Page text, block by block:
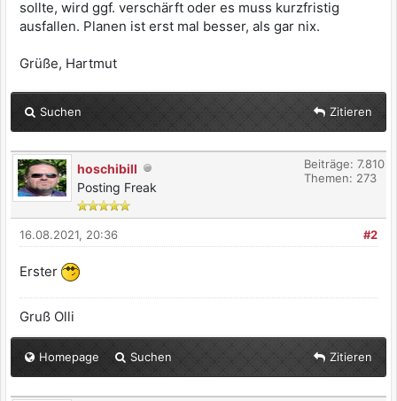
sollte, wird ggf. verschärft oder es muss kurzfristig
ausfallen. Planen ist erst mal besser, als gar nix.
Grüße, Hartmut
Suchen Zitieren
hoschibill
Posting Freak
Beiträge: 7.810
Themen: 273
#2
16.08.2021, 20:36
Erster
Gruß Olli
Homepage Suchen Zitieren